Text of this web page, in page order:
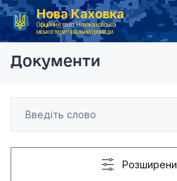
Нова Каховка
Офіційний сайт Новокаховської
міської територіальної громади
Головна
Документи